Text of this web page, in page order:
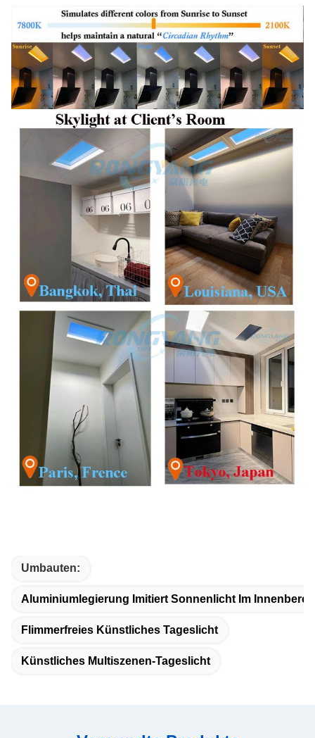
Umbauten:
Aluminiumlegierung Imitiert Sonnenlicht Im
Flimmerfreies Künstliches Tageslicht
Künstliches Multiszenen-Tageslicht